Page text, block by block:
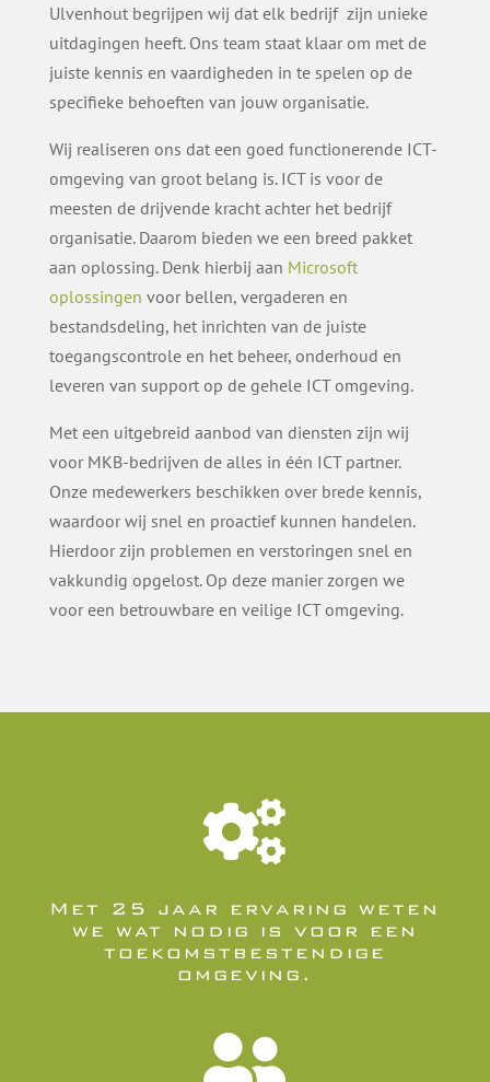
Ulvenhout begrijpen wij dat elk bedrijf zijn unieke
uitdagingen heeft. Ons team staat klaar om met de
juiste kennis en vaardigheden in te spelen op de
specifieke behoeften van jouw organisatie.
Wij realiseren ons dat een goed functionerende ICT-
omgeving van groot belang is. ICT is voor de
meesten de drijvende kracht achter het bedrijf
organisatie. Daarom bieden we een breed pakket
aan oplossing. Denk hierbij aan Microsoft
oplossingen voor bellen, vergaderen en
bestandsdeling, het inrichten van de juiste
toegangscontrole en het beheer, onderhoud en
leveren van support op de gehele ICT omgeving.
Met een uitgebreid aanbod van diensten zijn wij
voor MKB-bedrijven de alles in één ICT partner.
Onze medewerkers beschikken over brede kennis,
waardoor wij snel en proactief kunnen handelen.
Hierdoor zijn problemen en verstoringen snel en
vakkundig opgelost. Op deze manier zorgen we
voor een betrouwbare en veilige ICT omgeving.

Met 25 jaar ervaring weten
we wat nodig is voor een
toekomstbestendige
omgeving.
